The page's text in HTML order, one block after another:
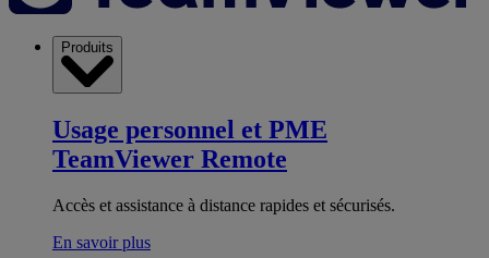
Produits
Usage personnel et PME
TeamViewer Remote
Accès et assistance à distance rapides et sécurisés.
En savoir plus